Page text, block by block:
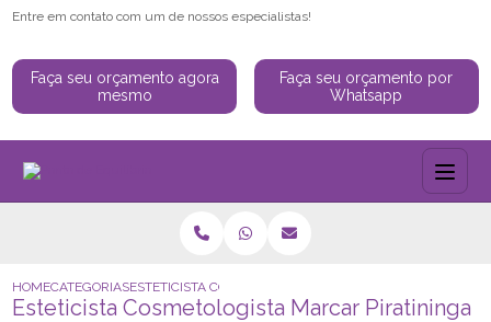
Entre em contato com um de nossos especialistas!
Faça seu orçamento agora
mesmo
Faça seu orçamento por
Whatsapp
HOMECATEGORIASESTETICISTA COSMETOLOGISTA MARCAR PIRATININGA
Esteticista Cosmetologista Marcar Piratininga